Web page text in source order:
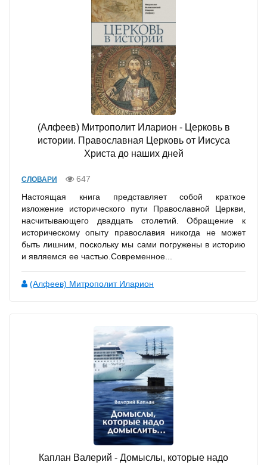
(Алфеев) Митрополит Иларион - Церковь в
истории. Православная Церковь от Иисуса
Христа до наших дней
СЛОВАРИ
647
Настоящая книга представляет собой краткое
изложение исторического пути Православной Церкви,
насчитывающего двадцать столетий. Обращение к
историческому опыту православия никогда не может
быть лишним, поскольку мы сами погружены в историю
и являемся ее частью.Современное...
(Алфеев) Митрополит Иларион
Каплан Валерий - Домыслы, которые надо